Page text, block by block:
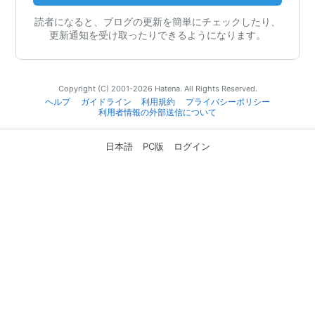
読者になると、ブログの更新を簡単にチェックしたり、
更新通知を受け取ったりできるようになります。
Copyright (C) 2001-2026 Hatena. All Rights Reserved.
ヘルプ
ガイドライン 利用規約
プライバシーポリシー
利用者情報の外部送信について
日本語 PC版 ログイン